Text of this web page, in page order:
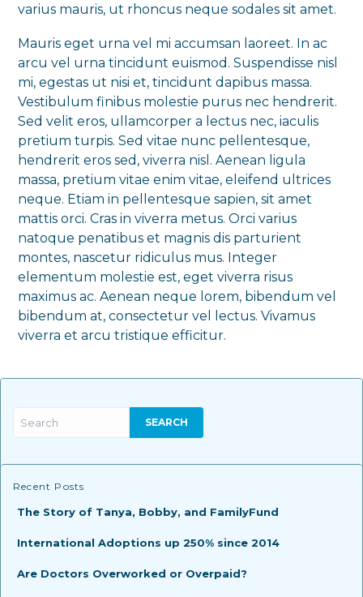
varius mauris, ut rhoncus neque sodales sit amet.
Mauris eget urna vel mi accumsan laoreet. In ac
arcu vel urna tincidunt euismod. Suspendisse nisl
mi, egestas ut nisi et, tincidunt dapibus massa.
Vestibulum finibus molestie purus nec hendrerit.
Sed velit eros, ullamcorper a lectus nec, iaculis
pretium turpis. Sed vitae nunc pellentesque,
hendrerit eros sed, viverra nisl. Aenean ligula
massa, pretium vitae enim vitae, eleifend ultrices
neque. Etiam in pellentesque sapien, sit amet
mattis orci. Cras in viverra metus. Orci varius
natoque penatibus et magnis dis parturient
montes, nascetur ridiculus mus. Integer
elementum molestie est, eget viverra risus
maximus ac. Aenean neque lorem, bibendum vel
bibendum at, consectetur vel lectus. Vivamus
viverra et arcu tristique efficitur.
Recent Posts
The Story of Tanya, Bobby, and FamilyFund
International Adoptions up 250% since 2014
Are Doctors Overworked or Overpaid?